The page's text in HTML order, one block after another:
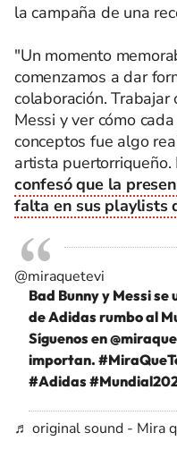
la campaña de una
"Un momento
comenzamos a dar
colaboración. Trabajar
Messi y ver cómo
conceptos fue algo
artista puertorriqueño.
confesó que la
falta en sus playlists
@miraquetevi
Bad Bunny y Messi
de Adidas rumbo al
Síguenos en
importan.
#Adidas
♬ original sound - Mira